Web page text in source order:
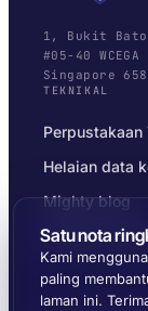
1, Bukit
#05-40
Singapore
TEKNIKAL
Perpustakaan
Helaian data
Mighty blog
Pemilih
Satu nota
Kami
paling
laman ini.